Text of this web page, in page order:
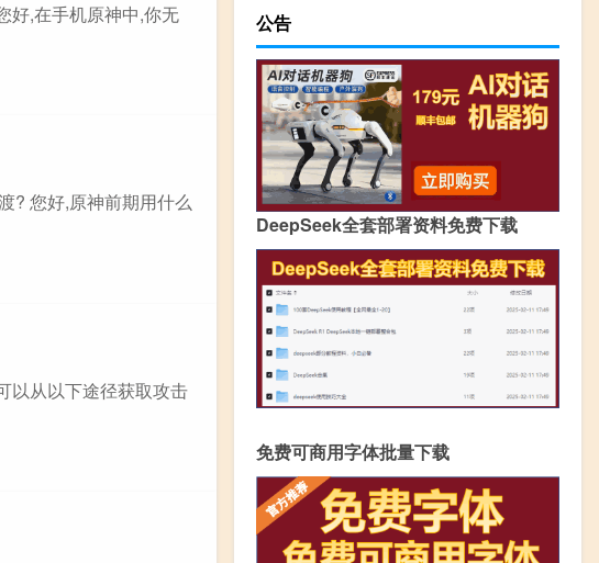
好,在手机原神中,你无
? 您好,原神前期用什么
以从以下途径获取攻击
公告
DeepSeek全套部署资料免费下载
免费可商用字体批量下载